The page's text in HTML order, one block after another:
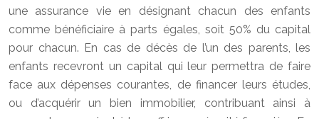
une assurance vie en désignant chacun des enfants
comme bénéficiaire à parts égales, soit 50% du capital
pour chacun. En cas de décès de l’un des parents, les
enfants recevront un capital qui leur permettra de faire
face aux dépenses courantes, de financer leurs études,
ou d’acquérir un bien immobilier, contribuant ainsi à